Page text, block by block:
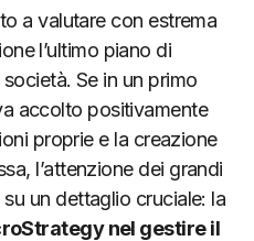
a valutare con estrema
l’ultimo piano di
Se in un primo
accolto positivamente
proprie e la creazione
l’attenzione dei grandi
un dettaglio cruciale: la
nel gestire il